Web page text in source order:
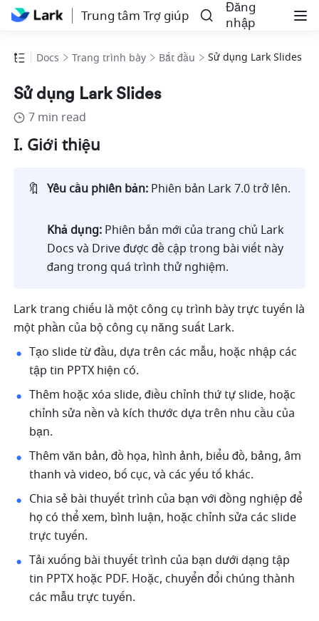
Trung tâm Trợ giúp
Đăng
nhập
Docs Trang trình bày Bắt đầu Sử dụng Lark Slides
Sử dụng Lark Slides
7 min read
I. Giới thiệu
🔖 Yêu cầu phiên bản:
Khả dụng: Phiên bản mới của trang chủ Lark
Docs và Drive được đề cập trong bài viết này
đang trong quá trình thử nghiệm.
Lark trang chiếu là một công cụ trình bày trực tuyến là
một phần của bộ công cụ năng suất Lark.
Tạo slide từ đầu, dựa trên các mẫu, hoặc nhập các
tập tin PPTX hiện có.
Thêm hoặc xóa slide, điều chỉnh thứ tự slide, hoặc
chỉnh sửa nền và kích thước dựa trên nhu cầu của
bạn.
Thêm văn bản, đồ họa, hình ảnh, biểu đồ, bảng, âm
thanh và video, bố cục, và các yếu tố khác.
Chia sẻ bài thuyết trình của bạn với đồng nghiệp để
họ có thể xem, bình luận, hoặc chỉnh sửa các slide
trực tuyến.
Tải xuống bài thuyết trình của bạn dưới dạng tập
tin PPTX hoặc PDF. Hoặc, chuyển đổi chúng thành
các mẫu trực tuyến.